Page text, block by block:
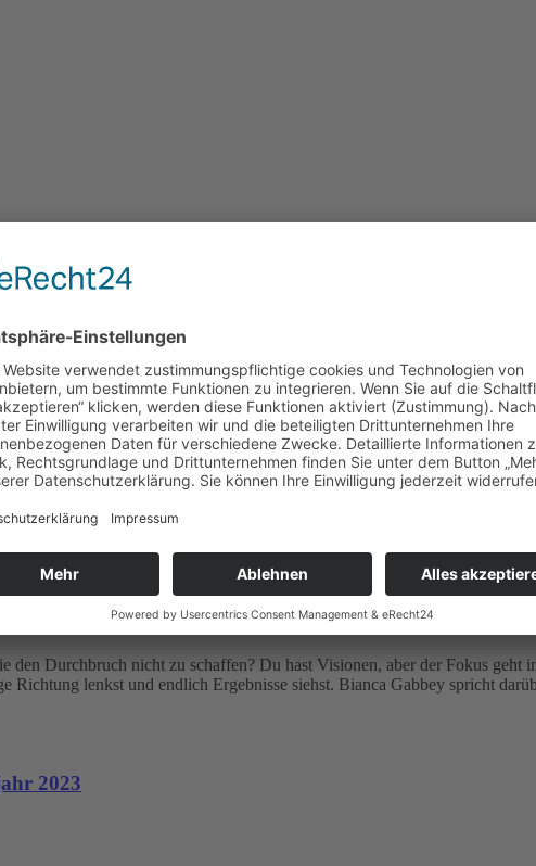
ist kein Zufall: Exzellenz, Energie & klare Kante
Mittelmaß keine Option ist und wie du deine Energie langfristig
zu schaffen, in der wir uns gehört und gesehen fühlen, das Gefühl
ich mit Jonas Höhn, Gründer der Detox Rebels und Buchautor von
– Bianca Gabbey
den Durchbruch nicht zu schaffen? Du hast Visionen, aber der Fokus
lenkst und endlich Ergebnisse siehst. Bianca Gabbey spricht
2023